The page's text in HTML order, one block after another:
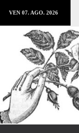
VEN 07. AGO. 2026